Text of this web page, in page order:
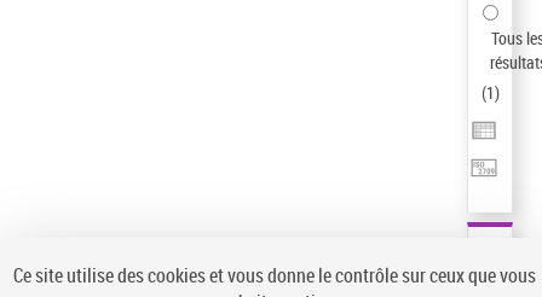
Tous
(1)
Ce site utilise des cookies et vous donne le contrôle sur ceux que vous